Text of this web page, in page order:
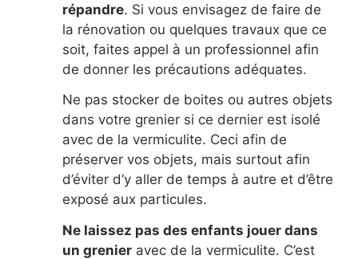
répandre. Si vous envisagez de faire de
la rénovation ou quelques travaux que ce
soit, faites appel à un professionnel afin
de donner les précautions adéquates.
Ne pas stocker de boites ou autres objets
dans votre grenier si ce dernier est isolé
avec de la vermiculite. Ceci afin de
préserver vos objets, mais surtout afin
d’éviter d’y aller de temps à autre et d’être
exposé aux particules.
Ne laissez pas des enfants jouer dans
un grenier avec de la vermiculite. C’est